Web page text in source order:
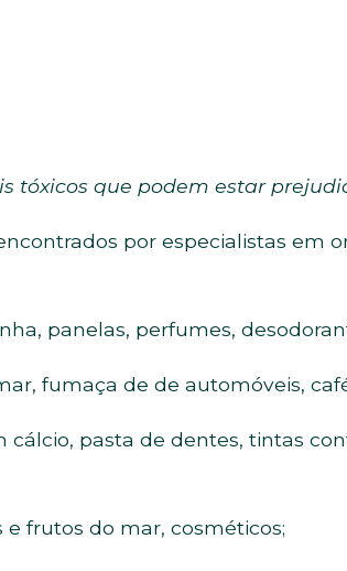
tóxicos que podem estar
por especialistas em
panelas, perfumes,
fumaça de de automóveis,
cálcio, pasta de dentes, tintas
e frutos do mar, cosméticos;